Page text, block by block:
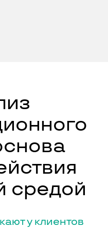
средой
у клиентов